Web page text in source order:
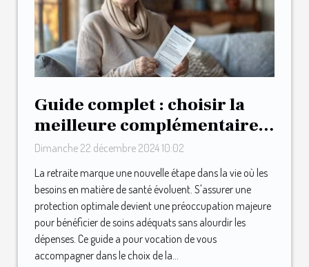
Guide complet : choisir la
meilleure complémentaire
santé après la retraite
Dimanche 22 décembre 2024 10:02
La retraite marque une nouvelle étape dans la vie où les
besoins en matière de santé évoluent. S'assurer une
protection optimale devient une préoccupation majeure
pour bénéficier de soins adéquats sans alourdir les
dépenses. Ce guide a pour vocation de vous
accompagner dans le choix de la...